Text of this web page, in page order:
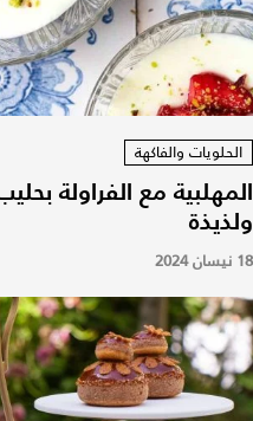
الحلويات والفاكهة
المهلبية مع الفراولة
ولذيذة
18 نيسان 2024